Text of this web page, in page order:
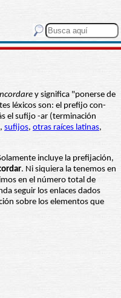
y significa "ponerse de
léxicos son: el prefijo con-
el sufijo -ar (terminación
, sufijos, otras raíces latinas,
incluye la prefijación,
. Ni siquiera la tenemos en
en el número total de
seguir los enlaces dados
sobre los elementos que